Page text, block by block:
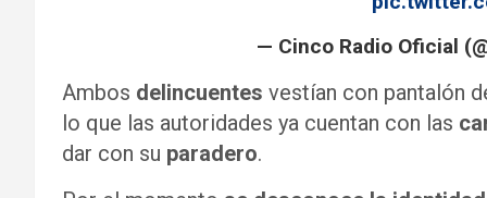
— Cinco Radio Oficial
Ambos delincuentes vestían con pantalón
lo que las autoridades ya cuentan con las
dar con su paradero.